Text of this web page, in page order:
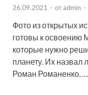
26.09.2021 - от admin -
Фото из открытых
готовы к освоению
которые нужно
планету. Их назвал
Роман Романенко, …